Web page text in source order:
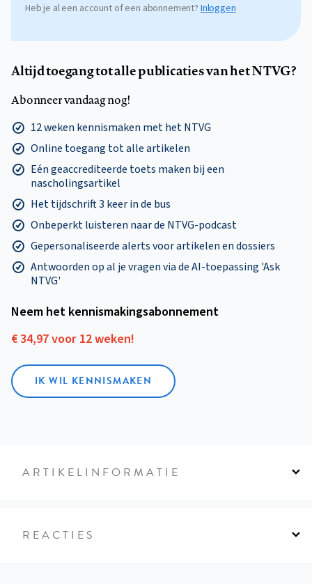
Heb je al een account of een abonnement? Inloggen
Altijd toegang tot alle publicaties van het NTVG?
Abonneer vandaag nog!
12 weken kennismaken met het NTVG
Online toegang tot alle artikelen
Eén geaccrediteerde toets maken bij een
nascholingsartikel
Het tijdschrift 3 keer in de bus
Onbeperkt luisteren naar de NTVG-podcast
Gepersonaliseerde alerts voor artikelen en dossiers
Antwoorden op al je vragen via de AI-toepassing 'Ask
NTVG'
Neem het kennismakings­abonnement
€ 34,97 voor 12 weken!
IK WIL KENNISMAKEN
ARTIKELINFORMATIE
REACTIES